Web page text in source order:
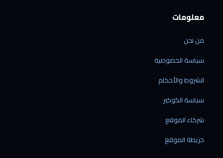
معلومات
من نحن
سياسة الخصوصية
الشروط والأحكام
سياسة الكوكيز
شركاء الموقع
خريطة الموقع